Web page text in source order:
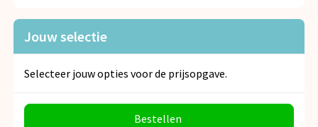
Jouw selectie
Selecteer jouw opties voor de prijsopgave.
Bestellen